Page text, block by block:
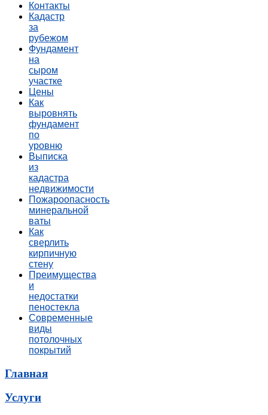
Контакты
Кадастр
за
рубежом
Фундамент
на
сыром
участке
Цены
Как
выровнять
фундамент
по
уровню
Выписка
из
кадастра
недвижимости
Пожароопасность
минеральной
ваты
Как
сверлить
кирпичную
стену
Преимущества
и
недостатки
пеностекла
Современные
виды
потолочных
покрытий
Главная
Услуги